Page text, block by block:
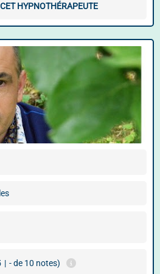
HYPNOTHÉRAPEUTE
| - de 10 notes)